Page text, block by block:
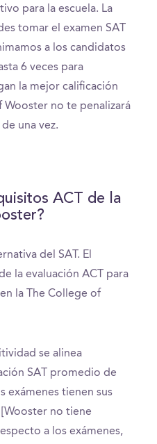
para la escuela. La
tomar el examen SAT
a los candidatos
6 veces para
la mejor calificación
Wooster no te penalizará
una vez.
ACT de la
del SAT. El
la evaluación ACT para
la The College of
se alinea
SAT promedio de
exámenes tienen sus
[Wooster no tiene
a los exámenes,